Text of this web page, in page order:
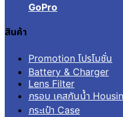
GoPro
สินค้า
Promotion โปรโมชั่น
Battery & Charger
Lens Filter
กรอบ เคสกันน้ำ
กระเป๋า Case